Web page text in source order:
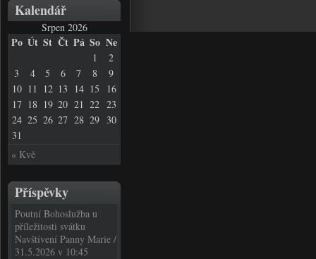
Kalendář
Srpen 2026
Po Út St Čt Pá So Ne
1
2
3
4 5 6 7 8
9
10 11 12 13 14 15
16
17 18 19 20 21 22 23
24 25 26 27 28 29 30
31
« Kvě
Příspěvky
Poutní Bohoslužba u
příležitosti svátku
Navštívení Panny Marie /
31.5.2026 v 10:45